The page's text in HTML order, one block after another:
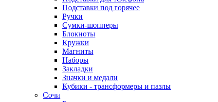
Подставки под горячее
Ручки
Сумки-шопперы
Блокноты
Кружки
Магниты
Наборы
Закладки
Значки и медали
Кубики - трансформеры и пазлы
Сочи